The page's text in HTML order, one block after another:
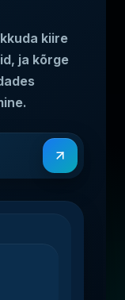
kiire
ja kõrge